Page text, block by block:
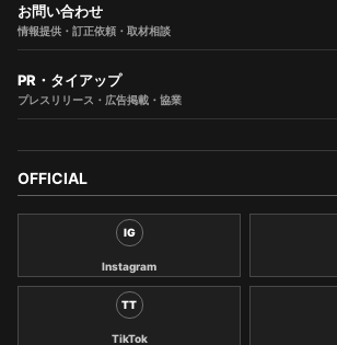
お問い合わせ
情報提供・訂正依頼・取材相談
PR・タイアップ
プレスリリース・広告掲載・協業
OFFICIAL
IG
Instagram
TT
TikTok